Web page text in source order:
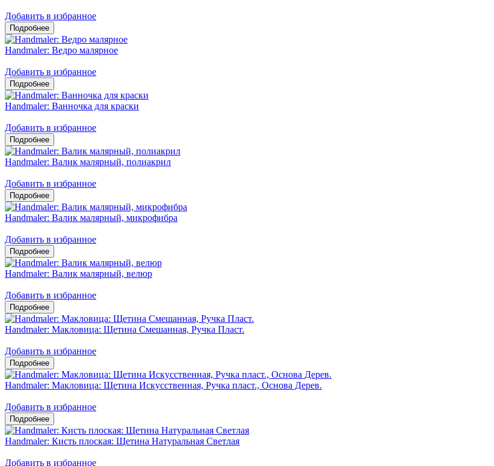
Добавить в избранное
Handmaler: Ведро малярное
Добавить в избранное
Handmaler: Ванночка для краски
Добавить в избранное
Handmaler: Валик малярный, полиакрил
Добавить в избранное
Handmaler: Валик малярный, микрофибра
Добавить в избранное
Handmaler: Валик малярный, велюр
Добавить в избранное
Handmaler: Макловица: Щетина Смешанная, Ручка Пласт.
Добавить в избранное
Handmaler: Макловица: Щетина Искусственная, Ручка пласт., Основа Дерев.
Добавить в избранное
Handmaler: Кисть плоская: Щетина Натуральная Светлая
Добавить в избранное